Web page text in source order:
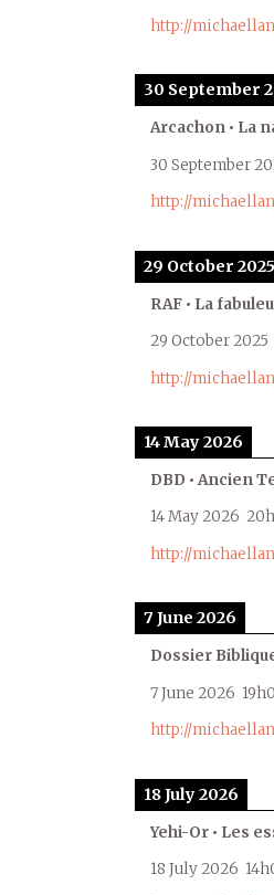
http://
30 September
Arcachon • La
30 September
http://
29 October 2025
RAF • La
29 October 2025
http://
14 May 2026
DBD • Ancien
14 May 2026
http://
7 June 2026
Dossier
7 June 2026
http://
18 July 2026
Yehi-Or • Les
18 July 2026